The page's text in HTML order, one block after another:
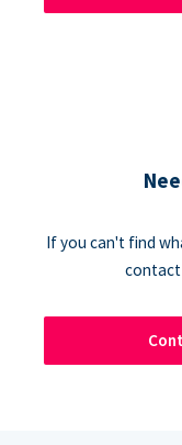
If you can't find
contact